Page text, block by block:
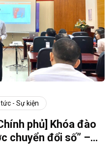
- Sự kiện
phủ] Khóa đào
chuyển đổi số” –
chuyển đổi số”